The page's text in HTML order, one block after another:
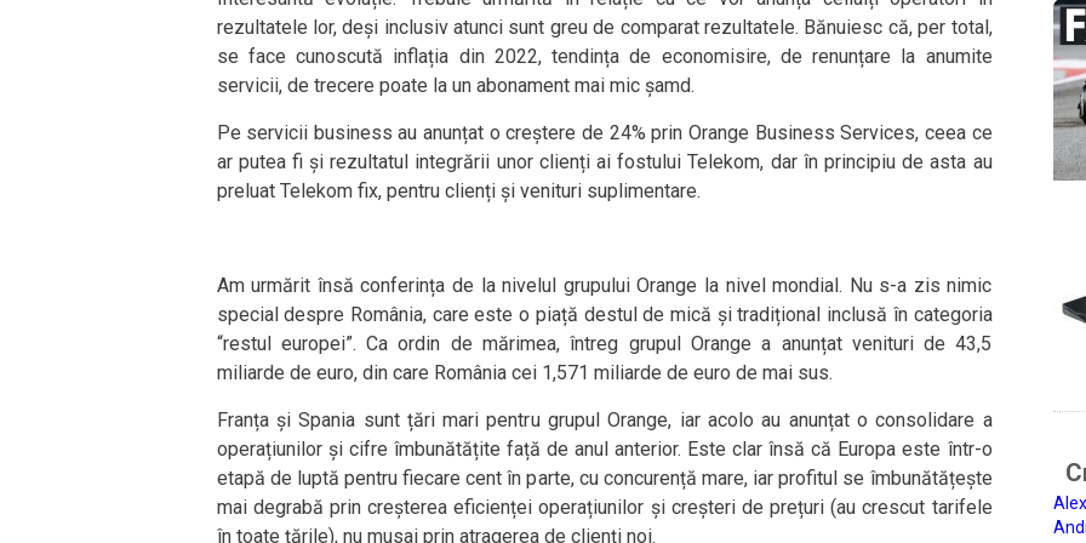
rezultatele lor, deși inclusiv atunci sunt greu de comparat rezultatele. Bănuiesc că, per total,
se face cunoscută inflația din 2022, tendința de economisire, de renunțare la anumite
servicii, de trecere poate la un abonament mai mic șamd.
Pe servicii business au anunțat o creștere de 24% prin Orange Business Services, ceea ce
ar putea fi și rezultatul integrării unor clienți ai fostului Telekom, dar în principiu de asta au
preluat Telekom fix, pentru clienți și venituri suplimentare.
Am urmărit însă conferința de la nivelul grupului Orange la nivel mondial. Nu s-a zis nimic
special despre România, care este o piață destul de mică și tradițional inclusă în categoria
“restul europei”. Ca ordin de mărimea, întreg grupul Orange a anunțat venituri de 43,5
miliarde de euro, din care România cei 1,571 miliarde de euro de mai sus.
Franța și Spania sunt țări mari pentru grupul Orange, iar acolo au anunțat o consolidare a
operațiunilor și cifre îmbunătățite față de anul anterior. Este clar însă că Europa este într-o
etapă de luptă pentru fiecare cent în parte, cu concurență mare, iar profitul se îmbunătățește
mai degrabă prin creșterea eficienței operațiunilor și creșteri de prețuri (au crescut tarifele
în toate țările), nu musai prin atragerea de clienți noi.